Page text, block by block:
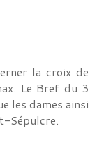
la croix de
Le Bref du 3
les dames ainsi
Sépulcre.